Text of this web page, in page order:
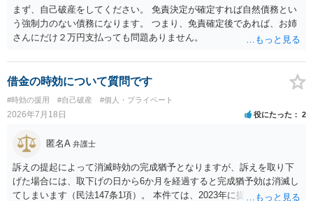
まず、自己破産をしてください。 免責決定が確定すれば自然債務とい
う強制力のない債務になります。 つまり、免責確定後であれば、お姉
さんにだけ２万円支払っても問題ありません。
借金の時効について質問です
#時効の援用 #自己破産 #個人・プライベート
2026年7月18日 役にたった 2
匿名A 弁護士
訴えの提起によって消滅時効の完成猶予となりますが、訴えを取り下
げた場合には、取下げの日から6か月を経過すると完成猶予効は消滅し
てしまいます（民法147条1項）。 本件ては、2023年に提訴された債権